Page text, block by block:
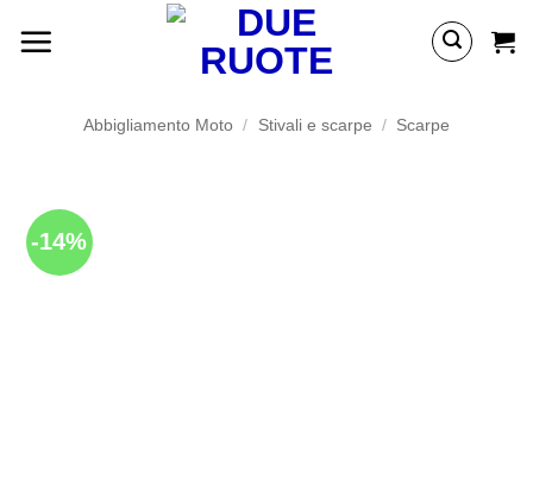
Abbigliamento Moto / Stivali e scarpe / Scarpe
-14%